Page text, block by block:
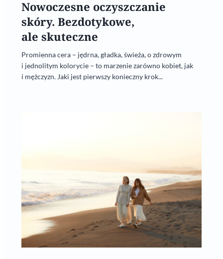
Nowoczesne oczyszczanie
skóry. Bezdotykowe,
ale skuteczne
Promienna cera – jędrna, gładka, świeża, o zdrowym
i jednolitym kolorycie – to marzenie zarówno kobiet, jak
i mężczyzn. Jaki jest pierwszy konieczny krok...